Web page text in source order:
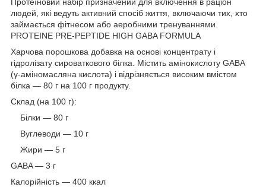
людей, які ведуть активний спосіб життя, включаючи тих, хто
займається фітнесом або аеробними тренуваннями.
PROTEINE PRE-PEPTIDE HIGH GABA FORMULA
Харчова порошкова добавка на основі концентрату і
гідролізату сироваткового білка. Містить амінокислоту GABA
(γ-аміномасляна кислота) і відрізняється високим вмістом
білка — 80 г на 100 г продукту.
Склад (на 100 г):
Білки — 80 г
Вуглеводи — 10 г
Жири — 5 г
GABA — 3 г
Калорійність — 400 ккал